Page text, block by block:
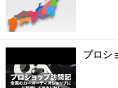
プロシ